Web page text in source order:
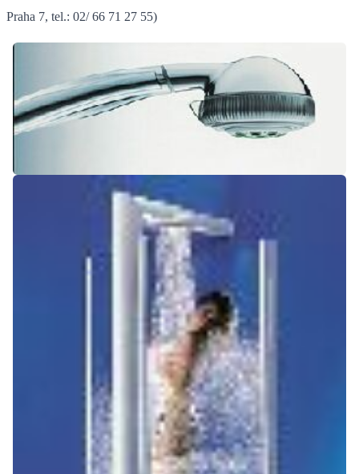
Praha 7, tel.: 02/ 66 71 27 55)